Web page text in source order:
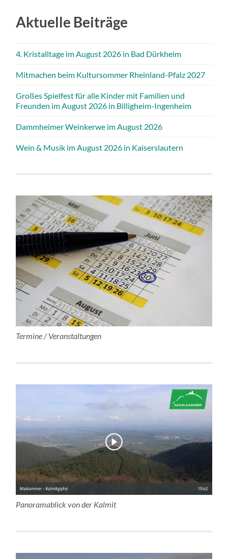
Aktuelle Beiträge
4. Kristalltage im August 2026 in Bad Dürkheim
Mitmachen beim Kultursommer Rheinland-Pfalz 2027
Großes Spielfest für alle Kinder mit Familien und
Freunden im August 2026 in Billigheim-Ingenheim
Dammheimer Weinkerwe im August 2026
Wein & Musik im August 2026 in Kaiserslautern
Termine / Veranstaltungen
Panoramablick von der Kalmit